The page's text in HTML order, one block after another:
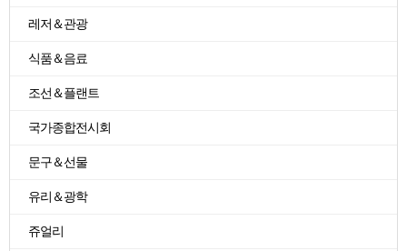
레저＆관광
식품＆음료
조선＆플랜트
국가종합전시회
문구＆선물
유리＆광학
쥬얼리